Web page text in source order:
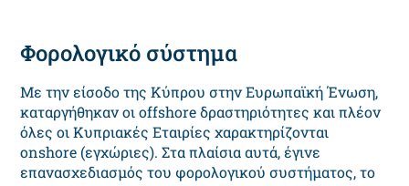
Φορολογικό σύστημα
Με την είσοδο της Κύπρου στην Ευρωπαϊκή Ένωση,
καταργήθηκαν οι offshore δραστηριότητες και πλέον
όλες οι Κυπριακές Εταιρίες χαρακτηρίζονται
onshore (εγχώριες). Στα πλαίσια αυτά, έγινε
επανασχεδιασμός του φορολογικού συστήματος, το